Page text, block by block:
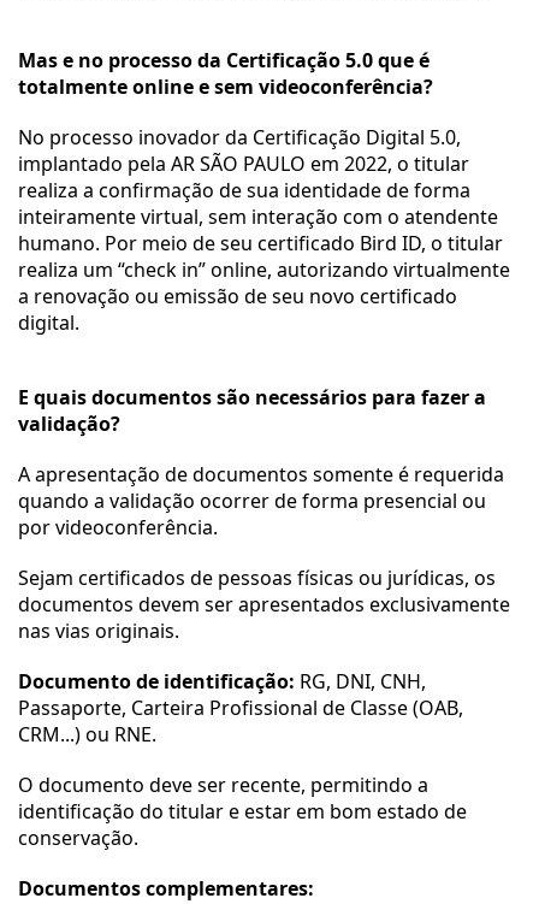
Mas e no processo da Certificação 5.0 que é
totalmente online e sem videoconferência?
No processo inovador da Certificação Digital 5.0,
implantado pela AR SÃO PAULO em 2022, o titular
realiza a confirmação de sua identidade de forma
inteiramente virtual, sem interação com o atendente
humano. Por meio de seu certificado Bird ID, o titular
realiza um “check in” online, autorizando virtualmente
a renovação ou emissão de seu novo certificado
digital.
E quais documentos são necessários para fazer a
validação?
A apresentação de documentos somente é requerida
quando a validação ocorrer de forma presencial ou
por videoconferência.
Sejam certificados de pessoas físicas ou jurídicas, os
documentos devem ser apresentados exclusivamente
nas vias originais.
Documento de identificação: RG, DNI, CNH,
Passaporte, Carteira Profissional de Classe (OAB,
CRM...) ou RNE.
O documento deve ser recente, permitindo a
identificação do titular e estar em bom estado de
conservação.
Documentos complementares: